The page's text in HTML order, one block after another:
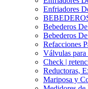
Enfriadores
Bebederos
Bebederos
Refacciones
Válvulas
Check |
Reductoras,
Mariposa y